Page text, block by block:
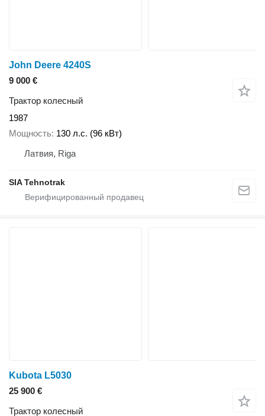
John Deere 4240S
9 000 €
Трактор колесный
1987
Мощность 130 л.с. (96 кВт)
Латвия, Riga
SIA Tehnotrak
Kubota L5030
25 900 €
Трактор колесный